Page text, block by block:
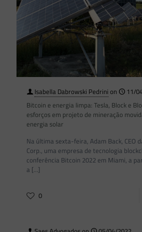
Isabella Dabrowski Pedrini on
11/
Bitcoin e energia limpa: Tesla, Block e
esforços em projeto de mineração
energia solar
Na última sexta-feira, Adam Back, CEO
Corp., uma empresa de tecnologia
conferência Bitcoin 2022 em Miami, a
a […]
0